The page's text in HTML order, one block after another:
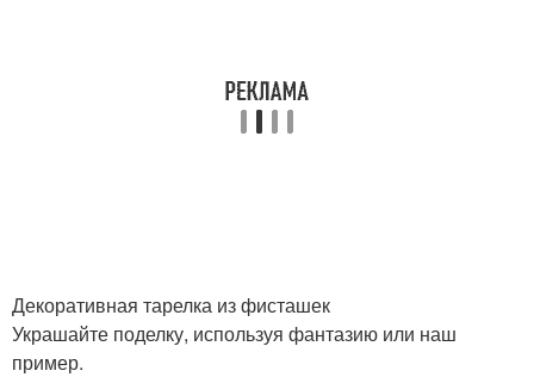
Декоративная тарелка из фисташек
Украшайте поделку, используя фантазию или наш
пример.